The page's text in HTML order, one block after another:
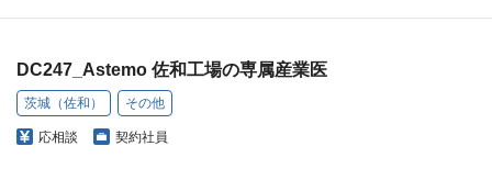
DC247_Astemo 佐和工場の専属産業医
茨城（佐和） その他
応相談 契約社員